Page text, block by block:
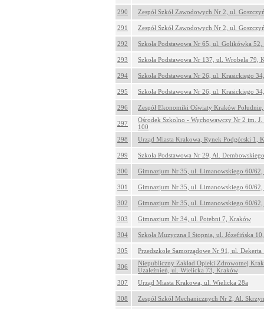
290 Zespół Szkół Zawodowych Nr 2, ul.
291 Zespół Szkół Zawodowych Nr 2, ul.
292 Szkoła Podstawowa Nr 65, ul. Golikówka
293 Szkoła Podstawowa Nr 137, ul. Wrobela 79,
294 Szkoła Podstawowa Nr 26, ul. Krasickiego
295 Szkoła Podstawowa Nr 26, ul. Krasickiego
296 Zespół Ekonomiki Oświaty Kraków
297
Ośrodek Szkolno - Wychowawczy Nr 2 im.
100
298
Urząd Miasta Krakowa, Rynek Podgórski 1,
299 Szkoła Podstawowa Nr 29, Al.
300 Gimnazjum Nr 35, ul. Limanowskiego 60/
301 Gimnazjum Nr 35, ul. Limanowskiego 60/
302 Gimnazjum Nr 35, ul. Limanowskiego 60/
303 Gimnazjum Nr 34, ul. Potebni 7, Kraków
304 Szkoła Muzyczna I Stopnia, ul. Józefińska
305 Przedszkole Samorządowe Nr 91, ul.
306
Niepubliczny Zakład Opieki Zdrowotnej
Uzależnień, ul. Wielicka 73, Kraków
307
Urząd Miasta Krakowa, ul. Wielicka 28a
308 Zespół Szkół Mechanicznych Nr 2, Al.